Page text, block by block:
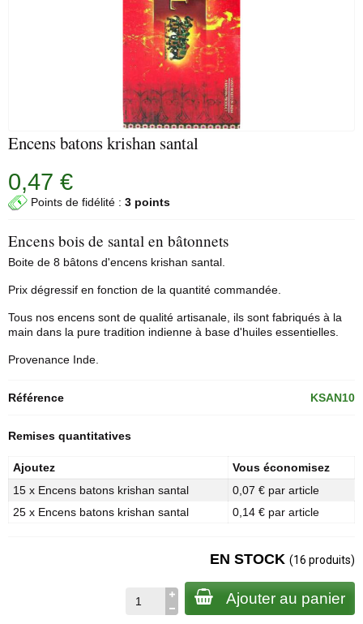
Encens batons krishan santal
0,47 €
Points de fidélité : 3 points
Encens bois de santal en bâtonnets
Boite de 8 bâtons d'encens krishan santal.
Prix dégressif en fonction de la quantité commandée.
Tous nos encens sont de qualité artisanale, ils sont fabriqués à la
main dans la pure tradition indienne à base d'huiles essentielles.
Provenance Inde.
Référence KSAN10
Remises quantitatives
Ajoutez
Vous économisez
15 x Encens batons krishan santal
0,07 € par article
25 x Encens batons krishan santal
0,14 € par article
EN STOCK (16 produits)
Ajouter au panier